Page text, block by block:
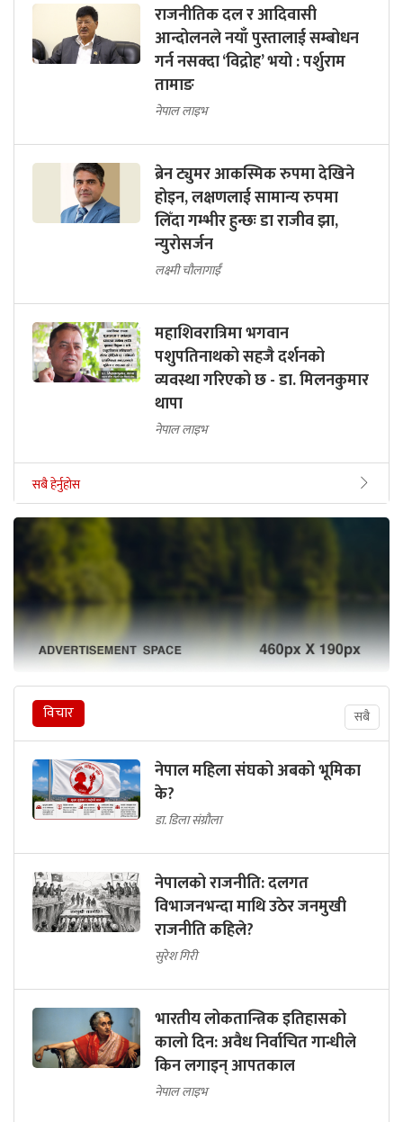
राजनीतिक दल र आदिवासी
आन्दोलनले नयाँ पुस्तालाई सम्बोधन
गर्न नसक्दा ‘विद्रोह’ भयो : पर्शुराम
तामाङ
नेपाल लाइभ
ब्रेन ट्युमर आकस्मिक रुपमा देखिने
होइन, लक्षणलाई सामान्य रुपमा
लिँदा गम्भीर हुन्छः डा राजीव झा,
न्युरोसर्जन
लक्ष्मी चौलागाईं
महाशिवरात्रिमा भगवान
पशुपतिनाथको सहजै दर्शनको
व्यवस्था गरिएको छ - डा. मिलनकुमार
थापा
नेपाल लाइभ
सबै हेर्नुहोस
विचार सबै
नेपाल महिला संघको अबको भूमिका
के?
डा. डिला संग्रौला
नेपालको राजनीति: दलगत
विभाजनभन्दा माथि उठेर जनमुखी
राजनीति कहिले?
सुरेश गिरी
भारतीय लोकतान्त्रिक इतिहासको
कालो दिन: अवैध निर्वाचित गान्धीले
किन लगाइन् आपतकाल
नेपाल लाइभ